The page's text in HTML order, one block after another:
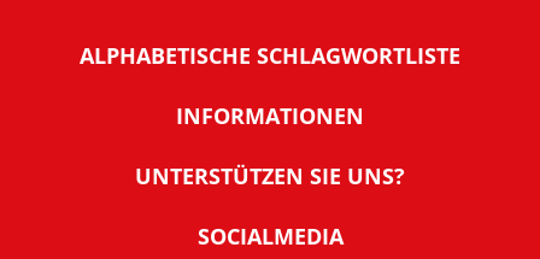
ALPHABETISCHE SCHLAGWORTLISTE
INFORMATIONEN
Warum NachDenkSeiten
Tipps zur Nutzung der NachDenkSeiten
UNTERSTÜTZEN SIE UNS?
SOCIALMEDIA